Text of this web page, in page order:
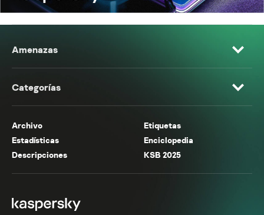
Amenazas
Categorías
Archivo
Etiquetas
Estadísticas
Enciclopedia
Descripciones
KSB 2025